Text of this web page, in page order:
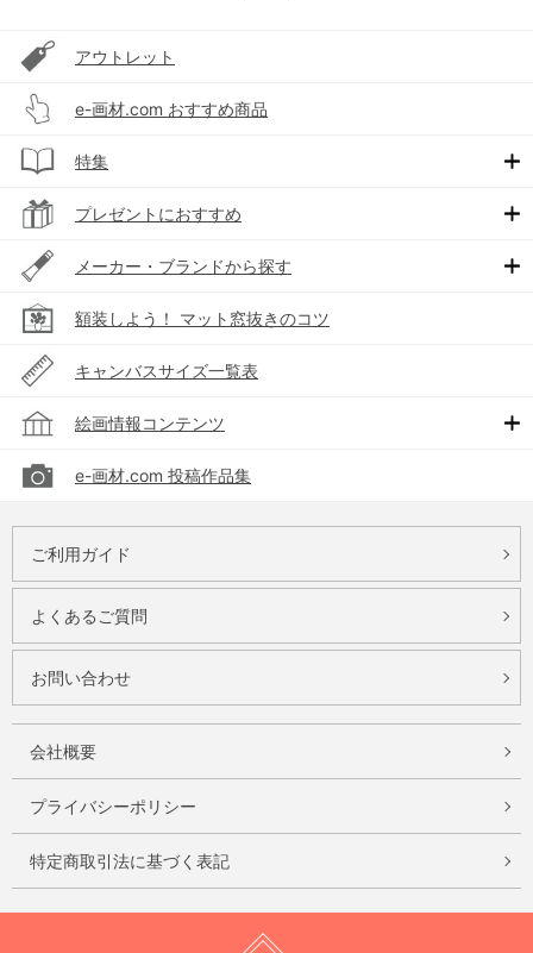
アウトレット
e-画材.com おすすめ商品
特集
プレゼントにおすすめ
メーカー・ブランドから探す
額装しよう！ マット窓抜きのコツ
キャンバスサイズ一覧表
絵画情報コンテンツ
e-画材.com 投稿作品集
ご利用ガイド
よくあるご質問
お問い合わせ
会社概要
プライバシーポリシー
特定商取引法に基づく表記